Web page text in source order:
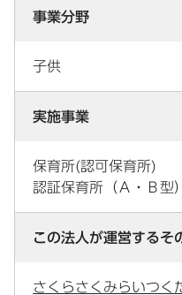
事業分野
子供
実施事業
保育所(認可保育所)
認証保育所（Ａ・Ｂ型）
この法人が運営するそ
さくらさくみらいつく